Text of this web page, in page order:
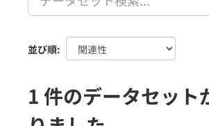
並び順
1 件のデータセット